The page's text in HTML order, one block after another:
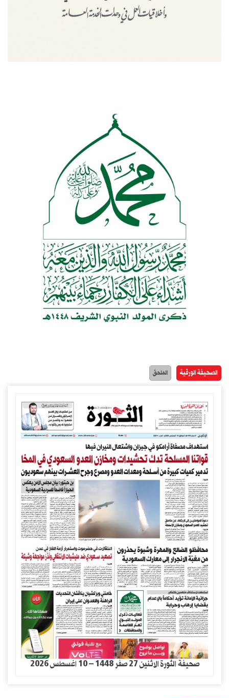
الصحيفة الورقية الملحق
صحيفة الثورة الاثنين 27 صفر 1448 – 10 اغسطس 2026